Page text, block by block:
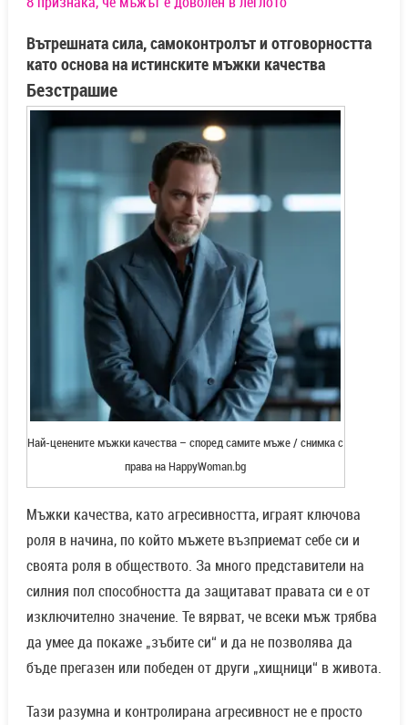
Вътрешната сила, самоконтролът и отговорността
като основа на истинските мъжки качества
Безстрашие
Най-ценените мъжки качества – според самите мъже / снимка с
права на HappyWoman.bg
Мъжки качества, като агресивността, играят ключова
роля в начина, по който мъжете възприемат себе си и
своята роля в обществото. За много представители на
силния пол способността да защитават правата си е от
изключително значение. Те вярват, че всеки мъж трябва
да умее да покаже „зъбите си“ и да не позволява да
бъде прегазен или победен от други „хищници“ в живота.
Тази разумна и контролирана агресивност не е просто